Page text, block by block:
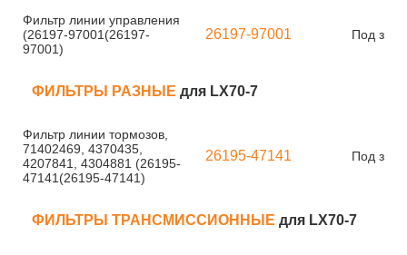
Фильтр линии управления
(26197-97001(26197-
97001)
26197-97001 Под
ФИЛЬТРЫ РАЗНЫЕ для LX70-7
Фильтр линии тормозов,
71402469, 4370435,
4207841, 4304881 (26195-
47141(26195-47141)
26195-47141 Под
ФИЛЬТРЫ ТРАНСМИССИОННЫЕ для LX70-7